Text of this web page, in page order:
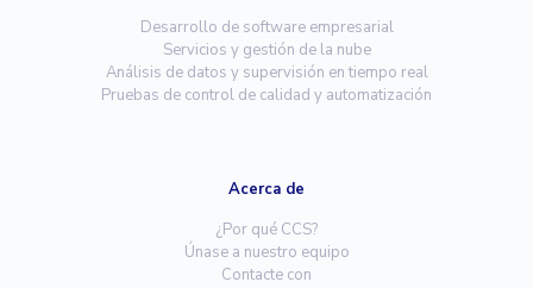
Desarrollo de software empresarial
Servicios y gestión de la nube
Análisis de datos y supervisión en tiempo real
Pruebas de control de calidad y automatización
Acerca de
¿Por qué CCS?
Únase a nuestro equipo
Contacte con